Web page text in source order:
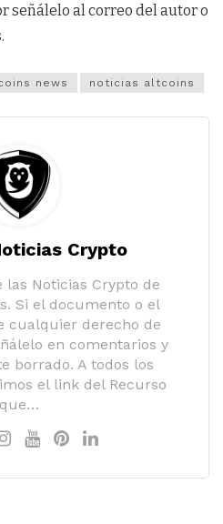
señálelo al correo del autor o
news noticias altcoins
Crypto
las Noticias Crypto de
Si el documento o el
cualquier derecho de
en comentarios y
borrado. A todos los
el link del Recurso
que…